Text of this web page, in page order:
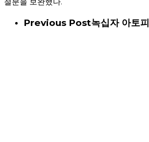
Previous Post녹십자 아토